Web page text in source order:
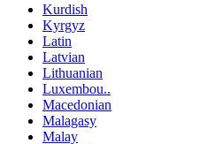
Kurdish
Kyrgyz
Latin
Latvian
Lithuanian
Luxembou..
Macedonian
Malagasy
Malay